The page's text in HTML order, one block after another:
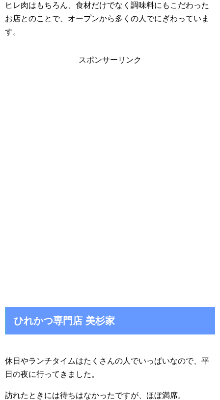
ヒレ肉はもちろん、食材だけでなく調味料にもこだわった
お店とのことで、オープンから多くの人でにぎわっていま
す。
スポンサーリンク
ひれかつ専門店 美杉家
休日やランチタイムはたくさんの人でいっぱいなので、平
日の夜に行ってきました。
訪れたときには待ちはなかったですが、ほぼ満席。